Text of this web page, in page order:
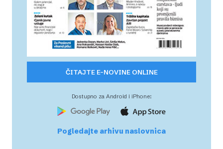
ČITAJTE E-NOVINE ONLINE
Dostupno za Android i iPhone:
Pogledajte arhivu naslovnica